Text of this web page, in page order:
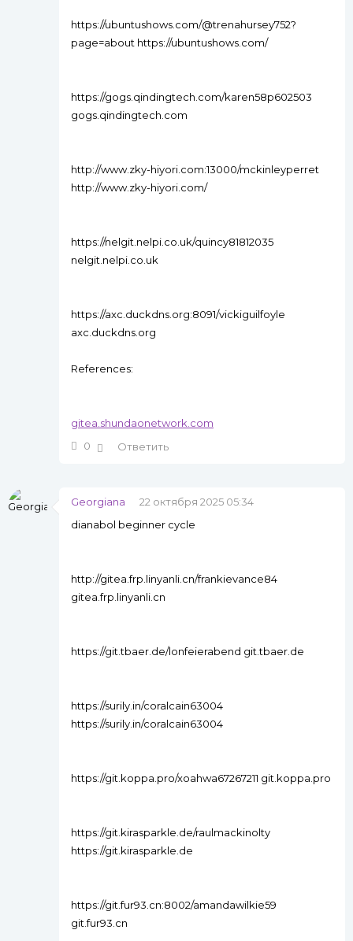
https://ubuntushows.com/@trenahursey752?
page=about https://ubuntushows.com/
https://gogs.qindingtech.com/karen58p602503
gogs.qindingtech.com
http://www.zky-hiyori.com:13000/mckinleyperret
http://www.zky-hiyori.com/
https://nelgit.nelpi.co.uk/quincy81812035
nelgit.nelpi.co.uk
https://axc.duckdns.org:8091/vickiguilfoyle
axc.duckdns.org
References:
gitea.shundaonetwork.com
0
Ответить
Georgiana
22 октября 2025 05:34
dianabol beginner cycle
http://gitea.frp.linyanli.cn/frankievance84
gitea.frp.linyanli.cn
https://git.tbaer.de/lonfeierabend git.tbaer.de
https://surily.in/coralcain63004
https://surily.in/coralcain63004
https://git.koppa.pro/xoahwa67267211 git.koppa.pro
https://git.kirasparkle.de/raulmackinolty
https://git.kirasparkle.de
https://git.fur93.cn:8002/amandawilkie59
git.fur93.cn